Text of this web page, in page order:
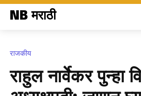
NB मराठी
राजकीय
राहुल नार्वेकर पुन्हा